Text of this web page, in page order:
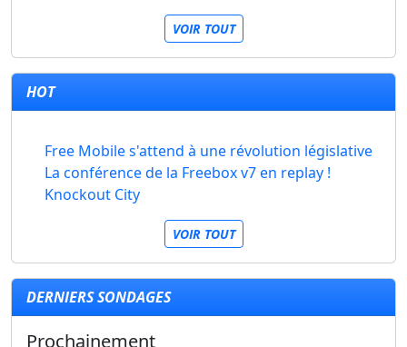
VOIR TOUT
HOT
Free Mobile s'attend à une révolution législative
La conférence de la Freebox v7 en replay !
Knockout City
VOIR TOUT
DERNIERS SONDAGES
Prochainement